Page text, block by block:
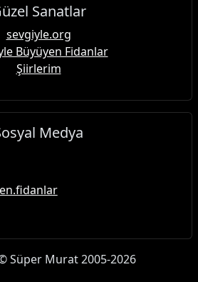
Sanatlar
sevgiyle.org
Büyüyen Fidanlar
Şiirlerim
Medya
Süper Murat 2005-2026